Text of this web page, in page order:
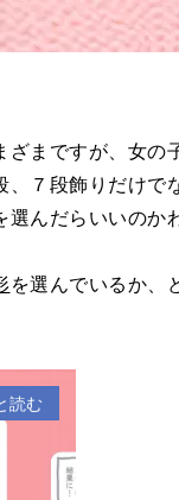
まですが、女の
、７段飾りだけで
選んだらいいのか
を選んでいるか、
読む